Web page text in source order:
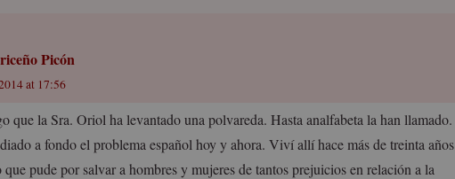
Picón
at 17:56
que la Sra. Oriol ha levantado una polvareda. Hasta analfabeta la han llamado.
a fondo el problema español hoy y ahora. Viví allí hace más de treinta años
pude por salvar a hombres y mujeres de tantos prejuicios en relación a la